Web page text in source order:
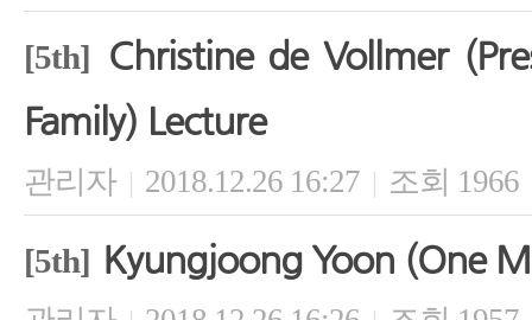
[5th] Christine de Vollmer
Family) Lecture
관리자 | 2018.12.26 16:27 | 조회 1966
[5th] Kyungjoong Yoon (One